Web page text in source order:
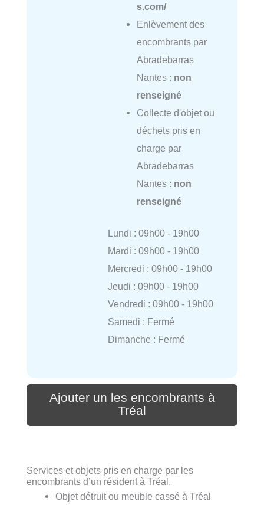
s.com/
Enlèvement des
encombrants par
Abradebarras
Nantes : non
renseigné
Collecte d'objet ou
déchets pris en
charge par
Abradebarras
Nantes : non
renseigné
Lundi : 09h00 - 19h00
Mardi : 09h00 - 19h00
Mercredi : 09h00 - 19h00
Jeudi : 09h00 - 19h00
Vendredi : 09h00 - 19h00
Samedi : Fermé
Dimanche : Fermé
Ajouter un les encombrants à
Tréal
Services et objets pris en charge par les
encombrants d’un résident à Tréal.
Objet détruit ou meuble cassé à Tréal